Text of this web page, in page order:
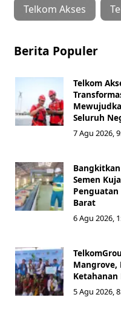
Telkom Akses
Berita Populer
Telkom
Seluruh
7 Agu 2026,
Semen
Penguatan
Barat
6 Agu 2026,
Mangrove,
Ketahanan
5 Agu 2026,